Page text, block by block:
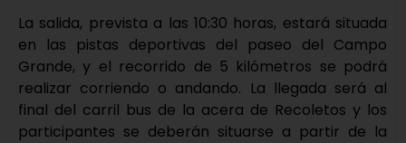
La salida, prevista a las 10:30 horas, estará situada
en las pistas deportivas del paseo del Campo
Grande, y el recorrido de 5 kilómetros se podrá
realizar corriendo o andando. La llegada será al
final del carril bus de la acera de Recoletos y los
participantes se deberán situarse a partir de la